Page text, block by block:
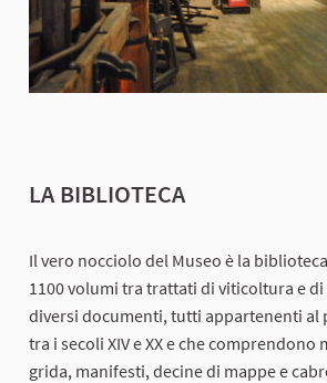
LA BIBLIOTECA
Il vero nocciolo del Museo è la
1100 volumi tra trattati di viticoltura e
diversi documenti, tutti appartenenti al
tra i secoli XIV e XX e che
grida, manifesti, decine di mappe e